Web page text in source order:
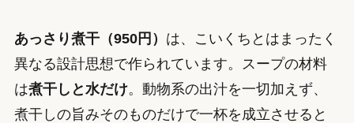
あっさり煮干（950円） は、こいくちとはまったく
異なる設計思想で作られています。スープの材料
は煮干しと水だけ。動物系の出汁を一切加えず、
煮干しの旨みそのものだけで一杯を成立させると